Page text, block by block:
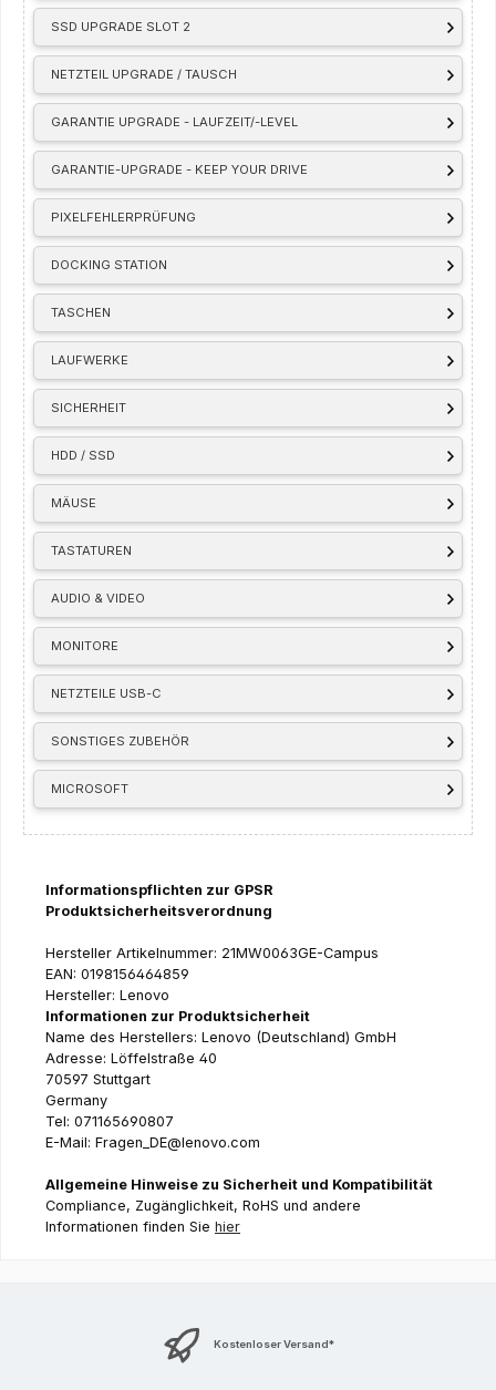
SSD UPGRADE SLOT 2
NETZTEIL UPGRADE / TAUSCH
GARANTIE UPGRADE - LAUFZEIT/-LEVEL
GARANTIE-UPGRADE - KEEP YOUR DRIVE
PIXELFEHLERPRÜFUNG
DOCKING STATION
TASCHEN
LAUFWERKE
SICHERHEIT
HDD / SSD
MÄUSE
TASTATUREN
AUDIO & VIDEO
MONITORE
NETZTEILE USB-C
SONSTIGES ZUBEHÖR
MICROSOFT
Informationspflichten zur GPSR
Produktsicherheitsverordnung
Hersteller Artikelnummer: 21MW0063GE-Campus
EAN: 0198156464859
Hersteller: Lenovo
Informationen zur Produktsicherheit
Name des Herstellers: Lenovo (Deutschland) GmbH
Adresse: Löffelstraße 40
70597 Stuttgart
Germany
Tel: 071165690807
E-Mail: Fragen_DE@lenovo.com
Allgemeine Hinweise zu Sicherheit und Kompatibilität
Compliance, Zugänglichkeit, RoHS und andere
Informationen finden Sie hier
Kostenloser Versand*